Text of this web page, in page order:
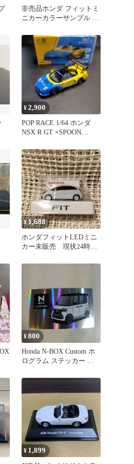
非売品ホンダ フィットミ
ニカーカラーサンプル ク
¥2,900
POP RACE 1/64 ホンダ
NSX R GT ×SPOON
¥ 1,688
ホンダフィットLEDミニ
カー未販売 現状24時間
¥800
Honda N-BOX Custom ホ
ログラム ステッカー 非
¥ 1,899